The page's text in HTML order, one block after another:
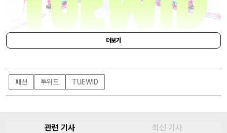
더보기
패션 투위드 TUEWID
관련 기사 최신 기사